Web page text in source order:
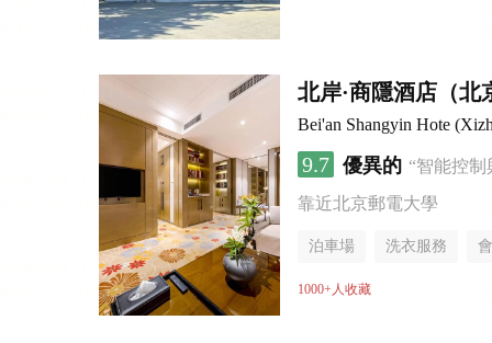
北岸·商隱酒店（北
Bei'an Shangyin Hote
9.7 優異的 “智能控制
靠近北京郵電大學
泊車場 洗衣服務
1000+人收藏